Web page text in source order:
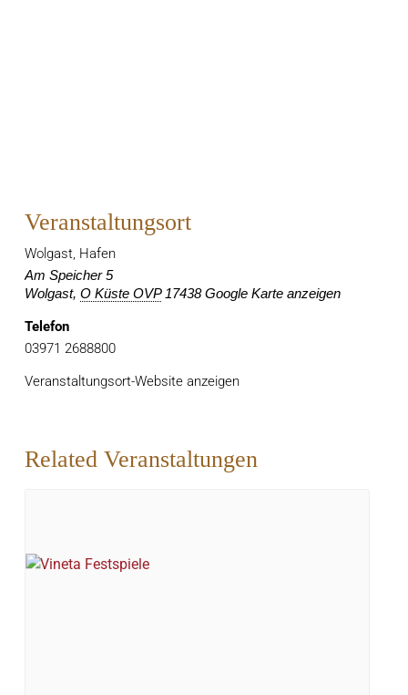
Veranstaltungsort
Wolgast, Hafen
Am Speicher 5
Wolgast, O Küste OVP 17438 Google Karte anzeigen
Telefon
03971 2688800
Veranstaltungsort-Website anzeigen
Related Veranstaltungen